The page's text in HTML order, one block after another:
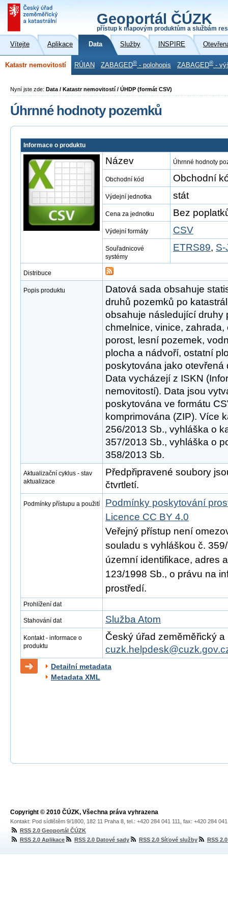
Geoportál ČÚZK
přístup k mapovým produktům a službám
Vítejte Aplikace Data Služby INSPIRE
Katastr nemovitostí RÚIAN ZABAGED® - polohopis ZABAGED® -
Nyní jste zde: Data / Katastr nemovitostí / ÚHDP (formát CSV)
Úhrnné hodnoty pozemků
Informace o produktu
Název Úhrnné hodnoty
Obchodní kód Obchodní
Výdejní jednotka stát
Cena za jednotku Bez
Výdejní formáty CSV
Souřadnicové
systémy
ETRS89, S-
Distribuce
Popis produktu
Datová sada obsahuje
druhů pozemků po
obsahuje následující druhy
chmelnice, vinice,
porost, lesní pozemek,
plocha a nádvoří, ostatní
poskytována jako otevřená
Data vycházejí z ISKN
nemovitostí). Data jsou
poskytována ve formátu
komprimována (ZIP). Více
256/2013 Sb., vyhláška o
357/2013 Sb., vyhláška o
358/2013 Sb.
Aktualizační cyklus - stav
aktualizace
Předpřipravené soubory
čtvrtletí.
Podmínky přístupu a použití
Podmínky poskytování
Licence CC BY 4.0
Veřejný přístup není
souladu s vyhláškou č.
územní identifikace, adres
123/1998 Sb., o právu na
prostředí.
Prohlížení dat
Stahování dat Služba Atom
Kontakt - informace o
produktu
Český úřad zeměměřický
Detailní metadata
Metadata XML
Copyright © 2010 ČÚZK, Všechna práva vyhrazena
Kontakt: Pod sídlištěm 9/1800, 182 11 Praha 8, tel.: +420 284 041 111, fax: +420 284
RSS 2.0 Geoportál ČÚZK
RSS 2.0 Aplikace
RSS 2.0 Datové sady RSS 2.0 Síťové služby RSS